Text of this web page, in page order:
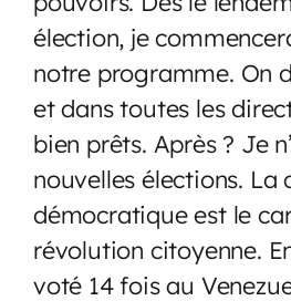
élection, je
notre programme. On
et dans toutes les
bien prêts. Après ? Je
nouvelles élections.
démocratique est le
révolution citoyenne.
voté 14 fois au